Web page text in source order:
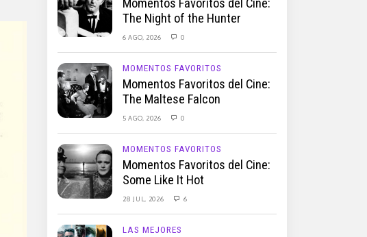
Momentos Favoritos del Cine:
The Night of the Hunter
6 AGO, 2026 0
MOMENTOS FAVORITOS
Momentos Favoritos del Cine:
The Maltese Falcon
5 AGO, 2026 0
MOMENTOS FAVORITOS
Momentos Favoritos del Cine:
Some Like It Hot
28 JUL, 2026 6
LAS MEJORES